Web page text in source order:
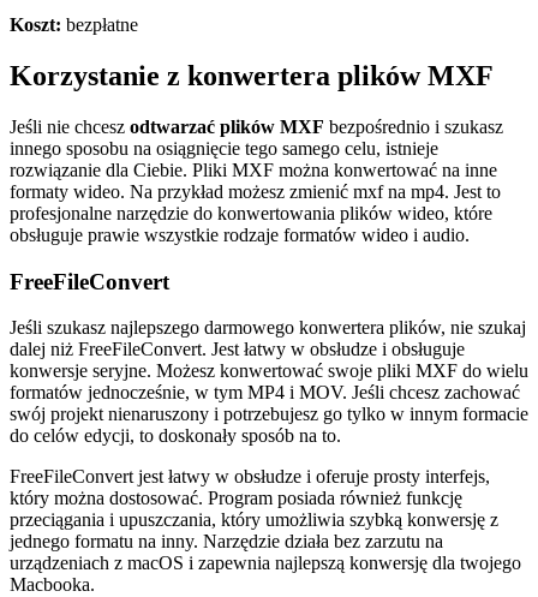
Koszt: bezpłatne
Korzystanie z konwertera plików MXF
Jeśli nie chcesz odtwarzać plików MXF bezpośrednio i szukasz
innego sposobu na osiągnięcie tego samego celu, istnieje
rozwiązanie dla Ciebie. Pliki MXF można konwertować na inne
formaty wideo. Na przykład możesz zmienić mxf na mp4. Jest to
profesjonalne narzędzie do konwertowania plików wideo, które
obsługuje prawie wszystkie rodzaje formatów wideo i audio.
FreeFileConvert
Jeśli szukasz najlepszego darmowego konwertera plików, nie szukaj
dalej niż FreeFileConvert. Jest łatwy w obsłudze i obsługuje
konwersje seryjne. Możesz konwertować swoje pliki MXF do wielu
formatów jednocześnie, w tym MP4 i MOV. Jeśli chcesz zachować
swój projekt nienaruszony i potrzebujesz go tylko w innym formacie
do celów edycji, to doskonały sposób na to.
FreeFileConvert jest łatwy w obsłudze i oferuje prosty interfejs,
który można dostosować. Program posiada również funkcję
przeciągania i upuszczania, który umożliwia szybką konwersję z
jednego formatu na inny. Narzędzie działa bez zarzutu na
urządzeniach z macOS i zapewnia najlepszą konwersję dla twojego
Macbooka.